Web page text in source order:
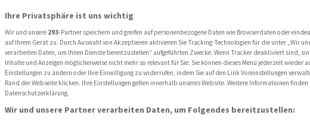
verantwortlich
für
Ihre Privatsphäre ist uns wichtig
Wir und unsere 293-Partner speichern und greifen auf personenbezogene Daten wie Browserdaten oder
auf Ihrem Gerät zu. Durch Auswahl von Akzeptieren aktivieren Sie Tracking-Technologien für die unter „Wir
verarbeiten Daten, um Ihnen Dienste bereitzustellen“ aufgeführten Zwecke. Wenn Tracker deaktiviert sind,
Inhalte und Anzeigen möglicherweise nicht mehr so relevant für Sie. Sie können dieses Menü jederzeit wieder
Einstellungen zu ändern oder Ihre Einwilligung zu widerrufen, indem Sie auf den Link Voreinstellungen
Rand der Webseite klicken. Ihre Einstellungen gelten innerhalb unseres Website. Weitere Informationen finden
Datenschutzerklärung.
Wir und unsere Partner verarbeiten Daten, um Folgendes bereitzustellen: